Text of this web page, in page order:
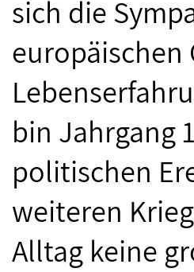
sich die
bin Jahrgang
politischen
weiteren
Alltag keine